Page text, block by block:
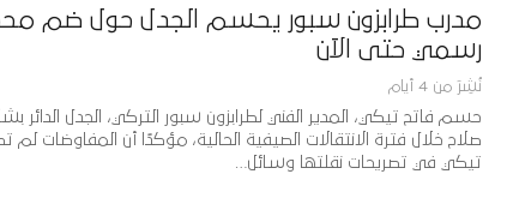
مدرب طرابزون سبور يحسم الجدل حول ضم
رسمي حتى الآن
نُشِرَ من 4 أيام
حسم فاتح تيكي، المدير الفني لطرابزون سبور التركي، الجدل الدائر
صلاح خلال فترة الانتقالات الصيفية الحالية، مؤكدًا أن المفاوضات
تيكي في تصريحات نقلتها وسائل…